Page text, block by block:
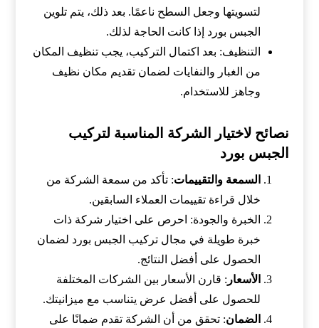
لتسويتها وجعل السطح ناعمًا. بعد ذلك، يتم تلوين
الجبس بورد إذا كانت الحاجة لذلك.
التنظيف: بعد اكتمال التركيب، يجب تنظيف المكان
من الغبار والنفايات لضمان تقديم مكان نظيف
وجاهز للاستخدام.
نصائح لاختيار الشركة المناسبة لتركيب
الجبس بورد
السمعة والتقييمات: تأكد من سمعة الشركة من
خلال قراءة تقييمات العملاء السابقين.
الخبرة والجودة: احرص على اختيار شركة ذات
خبرة طويلة في مجال تركيب الجبس بورد لضمان
الحصول على أفضل النتائج.
الأسعار : قارن الأسعار بين الشركات المختلفة
للحصول على أفضل عرض يتناسب مع ميزانيتك.
الضمان: تحقق من أن الشركة تقدم ضمانًا على